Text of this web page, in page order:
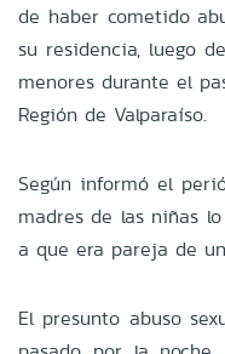
de haber cometido
su residencia, luego
menores durante el
Región de Valparaíso.
Según informó el
madres de las niñas
a que era pareja de
El presunto abuso